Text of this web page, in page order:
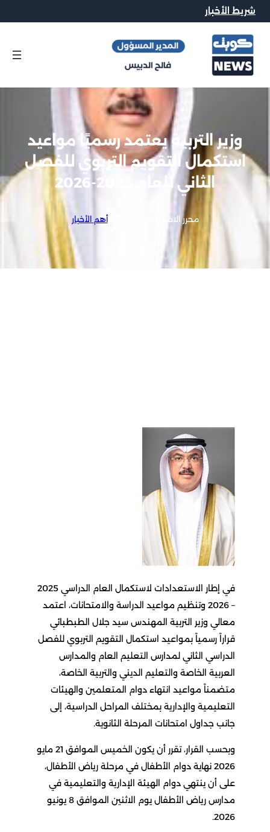
شريط الأخبار
وزير التربية يعتمد رسميًا مواعيد
استكمال التقويم التربوي للفصل
الثاني للعام 2025-2026
محرر الاخبار |أهم الأخبار
في إطار الاستعدادات لاستكمال العام الدراسي 2025
– 2026 وتنظيم مواعيد الدراسة والامتحانات، اعتمد
معالي وزير التربية المهندس سيد جلال الطبطبائي
قراراً رسمياً بمواعيد استكمال التقويم التربوي للفصل
الدراسي الثاني لمدارس التعليم العام والمدارس
العربية الخاصة والتعليم الديني والتربية الخاصة،
متضمناً مواعيد انتهاء دوام المتعلمين والهيئات
التعليمية والإدارية بمختلف المراحل الدراسية، إلى
جانب جداول امتحانات المرحلة الثانوية.
وبحسب القرار، تقرر أن يكون الخميس الموافق 21 مايو
2026 نهاية دوام الأطفال في مرحلة رياض الأطفال،
على أن ينتهي دوام الهيئة الإدارية والتعليمية في
مدارس رياض الأطفال يوم الاثنين الموافق 8 يونيو
2026.